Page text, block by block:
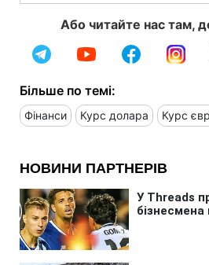
Або читайте нас там,
Більше по темі:
Фінанси Курс долара Курс